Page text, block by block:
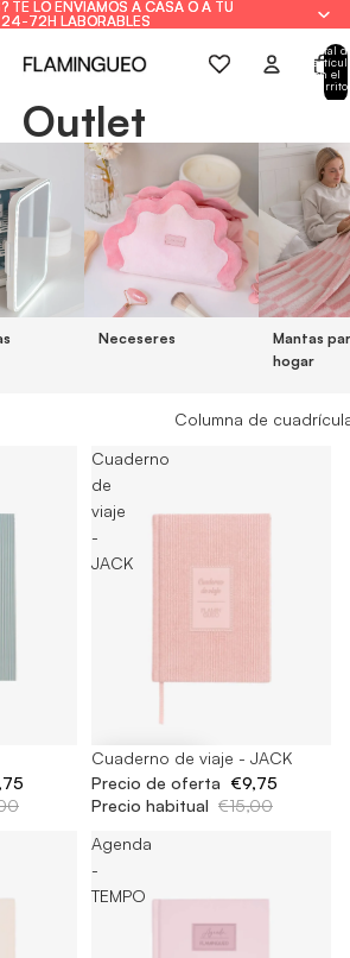
TE LO ENVIAMOS A CASA O A TU
72H LABORABLES
TE LO ENVIAMOS A CASA O A TU
72H LABORABLES
Total
en el
carrito:
Outlet
Neceseres
Mantas
hogar
Columna de
Cuaderno
de
viaje
-
JACK
-35%
Cuaderno de viaje - JACK
Precio de oferta €9,75
Precio habitual €15,00
Agenda
-
TEMPO